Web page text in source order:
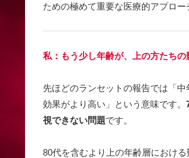
ための極めて重要な医療的アプロー
私：もう少し年齢が、上の方たちの
先ほどのランセットの報告では「
効果がより高い」という意味です。
視できない問題です。
80代を含むより上の年齢層におけ